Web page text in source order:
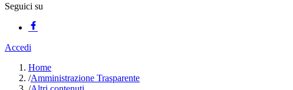
Seguici su
Accedi
Home
/Amministrazione Trasparente